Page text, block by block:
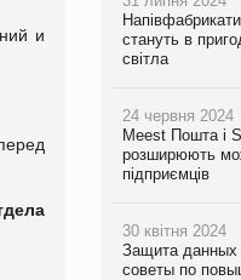
и
стануть в
світла
24 червня 2024
Meest Пошта і
розширюють
підприємців
30 квітня 2024
Защита
советы по